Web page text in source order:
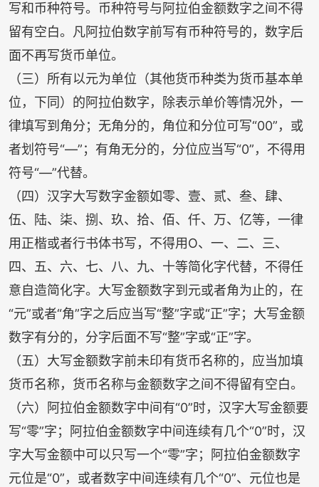
写和币种符号。币种符号与阿拉伯金额数字之间不得
留有空白。凡阿拉伯数字前写有币种符号的，数字后
面不再写货币单位。
（三）所有以元为单位（其他货币种类为货币基本单
位，下同）的阿拉伯数字，除表示单价等情况外，一
律填写到角分；无角分的，角位和分位可写“00”，或
者划符号“—”；有角无分的，分位应当写“0”，不得用
符号“—”代替。
（四）汉字大写数字金额如零、壹、贰、叁、肆、
伍、陆、柒、捌、玖、拾、佰、仟、万、亿等，一律
用正楷或者行书体书写，不得用O、一、二、三、
四、五、六、七、八、九、十等简化字代替，不得任
意自造简化字。大写金额数字到元或者角为止的，在
“元”或者“角”字之后应当写“整”字或“正”字；大写金额
数字有分的，分字后面不写“整”字或“正”字。
（五）大写金额数字前未印有货币名称的，应当加填
货币名称，货币名称与金额数字之间不得留有空白。
（六）阿拉伯金额数字中间有“0”时，汉字大写金额要
写“零”字；阿拉伯金额数字中间连续有几个“0”时，汉
字大写金额中可以只写一个“零”字；阿拉伯金额数字
元位是“0”，或者数字中间连续有几个“0”、元位也是